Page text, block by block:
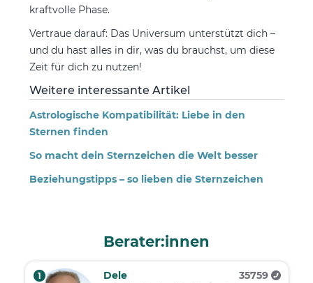
kraftvolle Phase.
Vertraue darauf: Das Universum unterstützt dich –
und du hast alles in dir, was du brauchst, um diese
Zeit für dich zu nutzen!
Weitere interessante Artikel
Astrologische Kompatibilität: Liebe in den
Sternen finden
So macht dein Sternzeichen die Welt besser
Beziehungstipps – so lieben die Sternzeichen
Berater:innen
1 Dele 35759